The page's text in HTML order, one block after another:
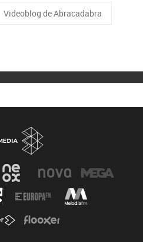
Videoblog de Abracadabra